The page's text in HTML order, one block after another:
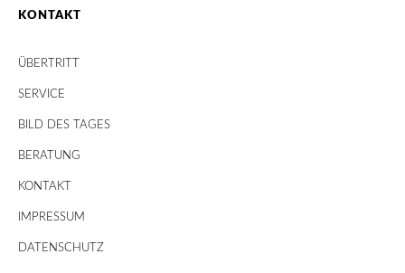
KONTAKT
ÜBERTRITT
SERVICE
BILD DES TAGES
BERATUNG
KONTAKT
IMPRESSUM
DATENSCHUTZ